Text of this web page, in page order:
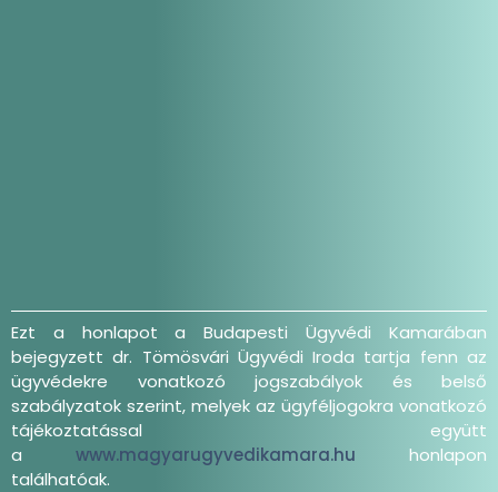
Ezt a honlapot a Budapesti Ügyvédi Kamarában
bejegyzett dr. Tömösvári Ügyvédi Iroda tartja fenn az
ügyvédekre vonatkozó jogszabályok és belső
szabályzatok szerint, melyek az ügyféljogokra vonatkozó
tájékoztatással együtt
a www.magyarugyvedikamara.hu honlapon
találhatóak.